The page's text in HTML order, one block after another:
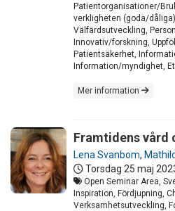
Patientorganisationer/
verkligheten (goda/
Välfärdsutveckling,
Innovativ/forskning,
Patientsäkerhet,
Information/myndighet,
Mer information
Framtidens vård
Lena Svanbom,
Torsdag 25 maj
Open Seminar Area,
Inspiration, Fördjupning,
Verksamhetsutveckling,